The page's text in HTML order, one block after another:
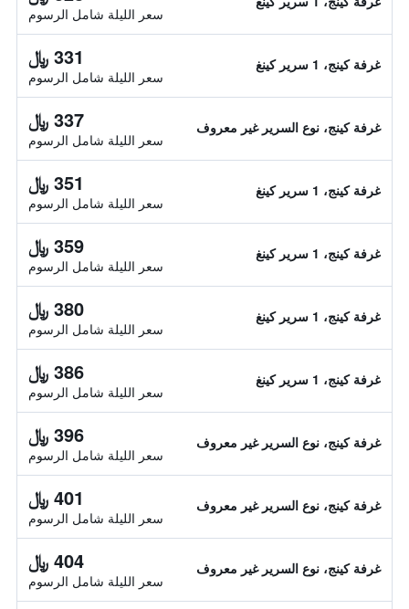
سعر الليلة شامل الرسوم
غرفة كينج، 1 سرير كينغ 331 ﷼
سعر الليلة شامل الرسوم
غرفة كينج، نوع السرير غير معروف 337 ﷼
سعر الليلة شامل الرسوم
غرفة كينج، 1 سرير كينغ 351 ﷼
سعر الليلة شامل الرسوم
غرفة كينج، 1 سرير كينغ 359 ﷼
سعر الليلة شامل الرسوم
غرفة كينج، 1 سرير كينغ 380 ﷼
سعر الليلة شامل الرسوم
غرفة كينج، 1 سرير كينغ 386 ﷼
سعر الليلة شامل الرسوم
غرفة كينج، نوع السرير غير معروف 396 ﷼
سعر الليلة شامل الرسوم
غرفة كينج، نوع السرير غير معروف 401 ﷼
سعر الليلة شامل الرسوم
غرفة كينج، نوع السرير غير معروف 404 ﷼
سعر الليلة شامل الرسوم